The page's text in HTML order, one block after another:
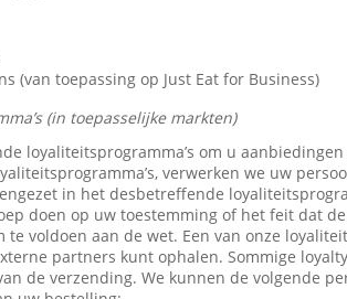
(van toepassing op Just Eat for Business)
(in toepasselijke markten)
loyaliteitsprogramma’s om u
verwerken we uw
in het desbetreffende
doen op uw toestemming of het feit dat
te voldoen aan de wet. Een van onze
partners kunt ophalen. Sommige
de verzending. We kunnen de volgende